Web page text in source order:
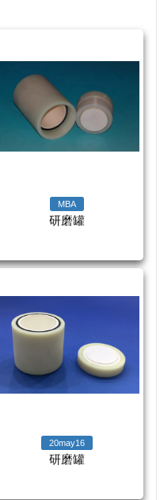
MBA
研磨罐
20may16
研磨罐